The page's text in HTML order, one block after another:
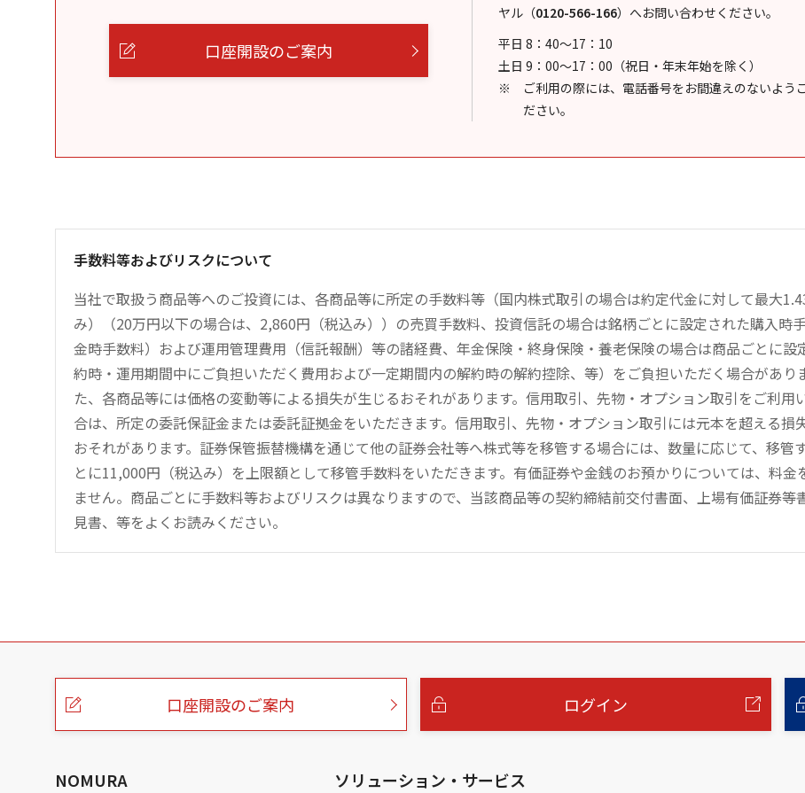
口座開設のご案内
ヤル （0120-566-166） へお問い合わせください。
平日 8：40～17：10
土日 9：00～17：00（祝日・年末年始を除く）
ご利用の際には、電話番号をお間違えのないよう
ださい。
手数料等およびリスクについて
当社で取扱う商品等へのご投資には、各商品等に所定の手数料等（国内株式取引の場合は約定代金に対して最大
み）（20万円以下の場合は、2,860円（税込み））の売買手数料、投資信託の場合は銘柄ごとに設定された購入時
金時手数料）および運用管理費用（信託報酬）等の諸経費、年金保険・終身保険・養老保険の場合は商品ごとに設
約時・運用期間中にご負担いただく費用および一定期間内の解約時の解約控除、等）をご負担いただく場合があり
た、各商品等には価格の変動等による損失が生じるおそれがあります。信用取引、先物・オプション取引をご利用
合は、所定の委託保証金または委託証拠金をいただきます。信用取引、先物・オプション取引には元本を超える損
おそれがあります。証券保管振替機構を通じて他の証券会社等へ株式等を移管する場合には、数量に応じて、移管
とに11,000円（税込み）を上限額として移管手数料をいただきます。有価証券や金銭のお預かりについては、料金
ません。商品ごとに手数料等およびリスクは異なりますので、当該商品等の契約締結前交付書面、上場有価証券等
見書、等をよくお読みください。
こ
口座開設のご案内 ログイン
NOMURA
ソリューション・サービス